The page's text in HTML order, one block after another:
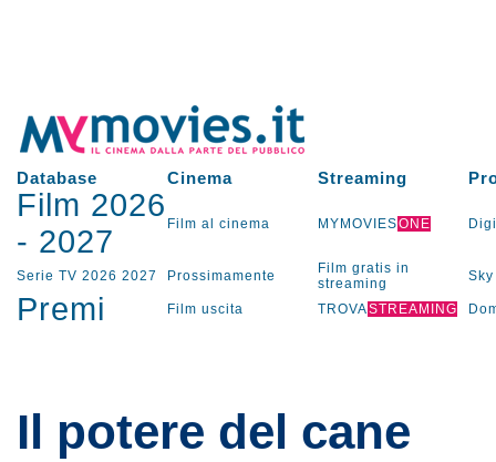
Database Cinema Streaming
Film 2026
- 2027 Film al cinema MYMOVIESONE
Serie TV 2026 2027 Prossimamente
Film gratis in
streaming
Sky
Premi Film uscita TROVASTREAMING
Il potere del cane